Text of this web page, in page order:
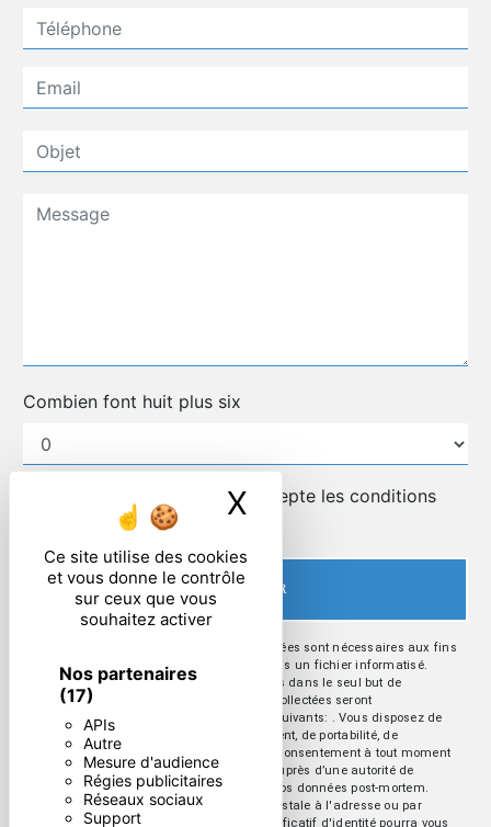
Ce site utilise des cookies
et vous donne le contrôle
sur ceux que vous
souhaitez activer
Nos partenaires
(17)
APIs
Autre
Mesure d'audience
Régies publicitaires
Réseaux sociaux
Support
X Masquer le
Combien font huit plus six
En cochant cette case, j'accepte les conditions
particulières ci-dessous **
ENVOYER
** Les données personnelles communiquées sont nécessaires aux fins
de vous contacter et sont enregistrées dans un fichier informatisé.
Elles sont destinées à et ses sous-traitants dans le seul but de
répondre à votre message. Les données collectées seront
communiquées aux seuls destinataires suivants: . Vous disposez de
droits d’accès, de rectification, d’effacement, de portabilité, de
limitation, d’opposition, de retrait de votre consentement à tout moment
et du droit d’introduire une réclamation auprès d’une autorité de
contrôle, ainsi que d’organiser le sort de vos données post-mortem.
Vous pouvez exercer ces droits par voie postale à l'adresse ou par
courrier électronique à l'adresse . Un justificatif d'identité pourra vous